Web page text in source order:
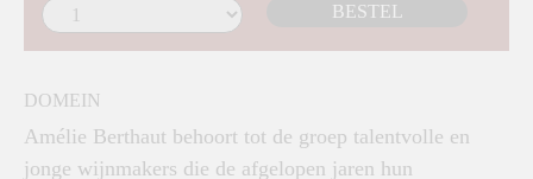
BESTEL
DOMEIN
Amélie Berthaut behoort tot de groep talentvolle en
jonge wijnmakers die de afgelopen jaren hun